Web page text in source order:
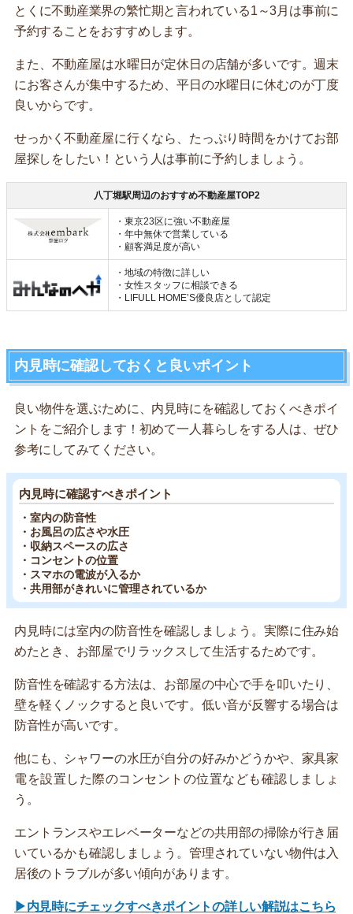
とくに不動産業界の繁忙期と言われている1～3月は事前に
予約することをおすすめします。
また、不動産屋は水曜日が定休日の店舗が多いです。週末
にお客さんが集中するため、平日の水曜日に休むのが丁度
良いからです。
せっかく不動産屋に行くなら、たっぷり時間をかけてお部
屋探しをしたい！という人は事前に予約しましょう。
八丁堀駅周辺のおすすめ不動産屋TOP2
・東京23区に強い不動産屋
・年中無休で営業している
・顧客満足度が高い
・地域の特徴に詳しい
・女性スタッフに相談できる
・LIFULL HOME’S優良店として認定
内見時に確認しておくと良いポイント
良い物件を選ぶために、内見時にを確認しておくべきポイ
ントをご紹介します！初めて一人暮らしをする人は、ぜひ
参考にしてみてください。
内見時に確認すべきポイント
・室内の防音性
・お風呂の広さや水圧
・収納スペースの広さ
・コンセントの位置
・スマホの電波が入るか
・共用部がきれいに管理されているか
内見時には室内の防音性を確認しましょう。実際に住み始
めたとき、お部屋でリラックスして生活するためです。
防音性を確認する方法は、お部屋の中心で手を叩いたり、
壁を軽くノックすると良いです。低い音が反響する場合は
防音性が高いです。
他にも、シャワーの水圧が自分の好みかどうかや、家具家
電を設置した際のコンセントの位置なども確認しましょ
う。
エントランスやエレベーターなどの共用部の掃除が行き届
いているかも確認しましょう。管理されていない物件は入
居後のトラブルが多い傾向があります。
▶内見時にチェックすべきポイントの詳しい解説はこちら